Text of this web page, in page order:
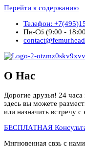
Перейти к содержанию
Телефон:
Пн-Сб (9:00 -
О Нас
Дорогие друзья! 24 часа
здесь вы можете
или назначить встречу с
БЕСПЛАТНАЯ
Мнгновенная свзь с